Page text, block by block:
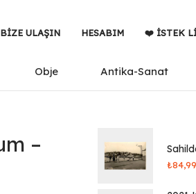
BIZE ULAŞIN HESABIM ❤️ İSTEK
Obje Antika-Sanat
–
₺84,99